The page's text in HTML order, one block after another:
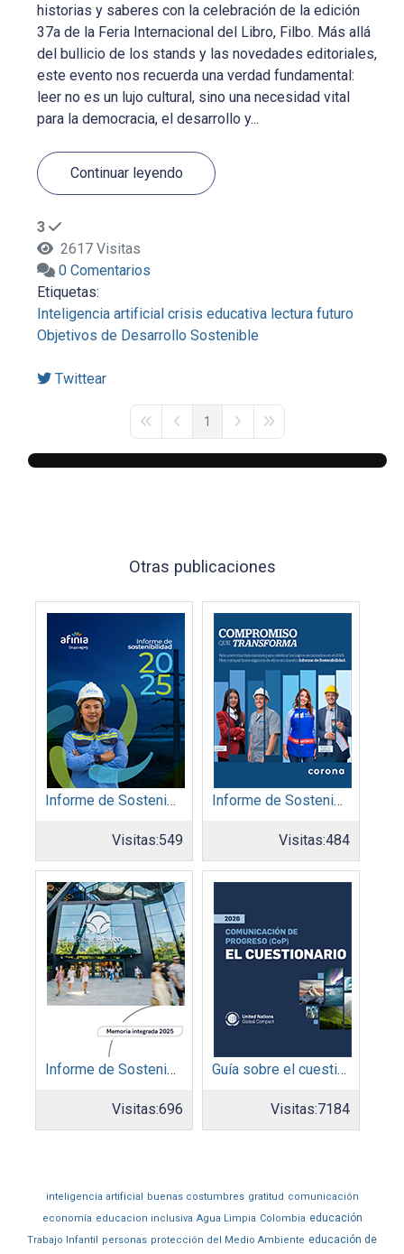
historias y saberes con la celebración de la edición
37a de la Feria Internacional del Libro, Filbo. Más allá
del bullicio de los stands y las novedades editoriales,
este evento nos recuerda una verdad fundamental:
leer no es un lujo cultural, sino una necesidad vital
para la democracia, el desarrollo y...
Continuar leyendo
3
2617 Visitas
0 Comentarios
Etiquetas:
Inteligencia artificial crisis educativa lectura futuro
Objetivos de Desarrollo Sostenible
Twittear
First PagePrevious Page
1
Next PageLast Page
Otras publicaciones
Informe de Sostenibilidad 2025: Afinia filial del Grupo EPM
Visitas:549
Informe de Sostenibilidad 2025: Organización Corona
Visitas:484
Informe de Sostenibilidad 2025: Parque Arauco
Visitas:696
Guía sobre el cuestionario: Comunicación de Progreso
Visitas:7184
inteligencia artificial buenas costumbres gratitud comunicación
economía educacion inclusiva Agua Limpia Colombia educación
Trabajo Infantil personas protección del Medio Ambiente educación de